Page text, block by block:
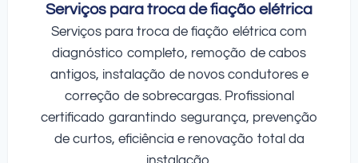
Serviços para troca de fiação elétrica
Serviços para troca de fiação elétrica com
diagnóstico completo, remoção de cabos
antigos, instalação de novos condutores e
correção de sobrecargas. Profissional
certificado garantindo segurança, prevenção
de curtos, eficiência e renovação total da